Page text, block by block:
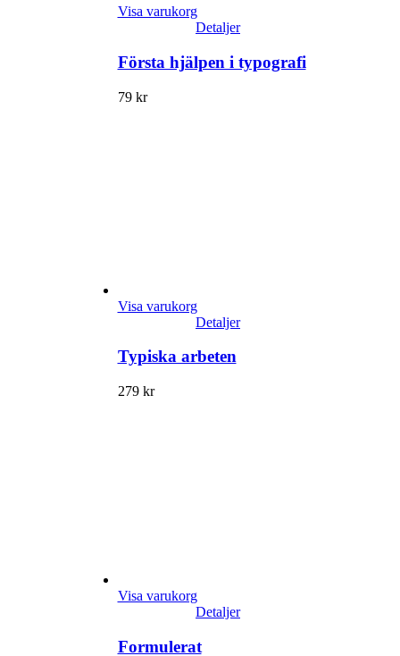
Visa varukorg
Detaljer
Första hjälpen i typografi
79 kr
Visa varukorg
Detaljer
Typiska arbeten
279 kr
Visa varukorg
Detaljer
Formulerat